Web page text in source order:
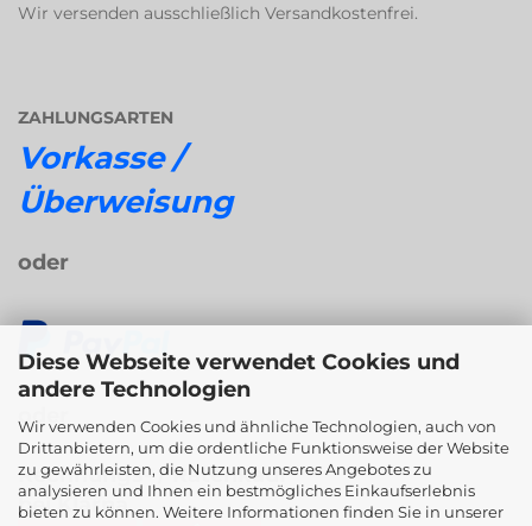
Diese Webseite verwendet Cookies und
andere Technologien
Wir verwenden Cookies und ähnliche Technologien, auch von
Drittanbietern, um die ordentliche Funktionsweise der Website
zu gewährleisten, die Nutzung unseres Angebotes zu
analysieren und Ihnen ein bestmögliches Einkaufserlebnis
bieten zu können. Weitere Informationen finden Sie in unserer
Wir versenden ausschließlich Versandkostenfrei.
ZAHLUNGSARTEN
Vorkasse /
Überweisung
oder
oder
Rechnungs- / Ratenkauf
bei Klarna